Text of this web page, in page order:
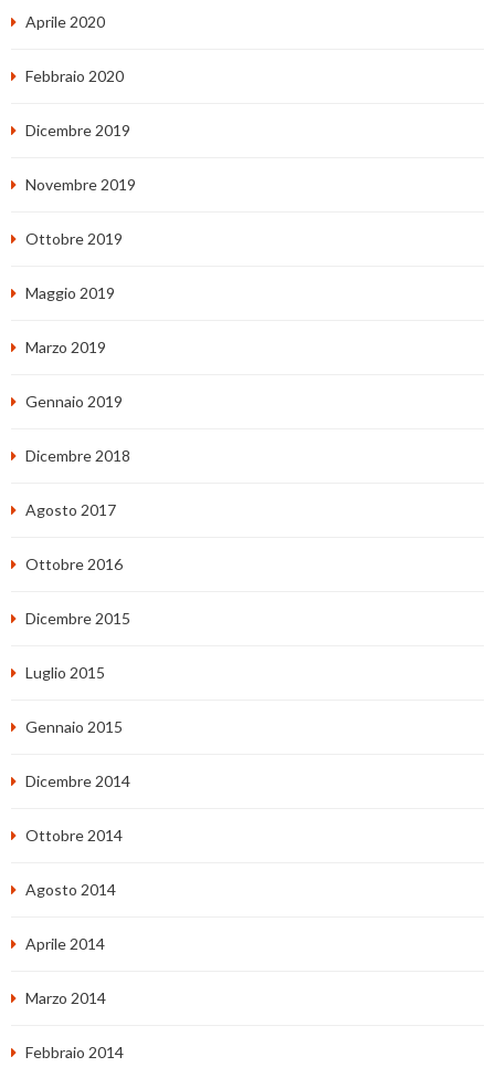
Aprile 2020
Febbraio 2020
Dicembre 2019
Novembre 2019
Ottobre 2019
Maggio 2019
Marzo 2019
Gennaio 2019
Dicembre 2018
Agosto 2017
Ottobre 2016
Dicembre 2015
Luglio 2015
Gennaio 2015
Dicembre 2014
Ottobre 2014
Agosto 2014
Aprile 2014
Marzo 2014
Febbraio 2014